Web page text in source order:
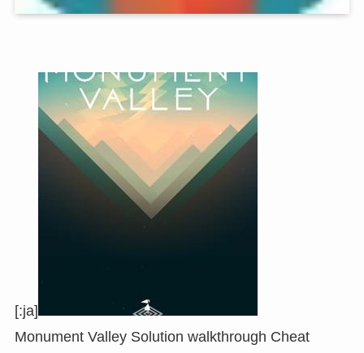
[:ja]
Monument Valley Solution walkthrough Cheat